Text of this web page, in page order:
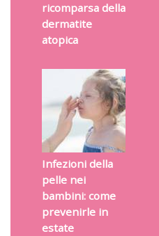
ricomparsa della
dermatite
atopica
Infezioni della
pelle nei
bambini: come
prevenirle in
estate